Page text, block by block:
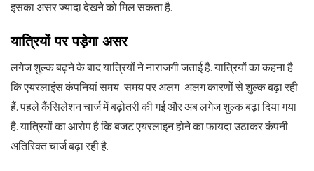
इसका असर ज्यादा देखने को मिल सकता है.
यात्रियों पर पड़ेगा असर
लगेज शुल्क बढ़ने के बाद यात्रियों ने नाराजगी जताई है. यात्रियों का कहना है
कि एयरलाइंस कंपनियां समय-समय पर अलग-अलग कारणों से शुल्क बढ़ा रही
हैं. पहले कैंसिलेशन चार्ज में बढ़ोतरी की गई और अब लगेज शुल्क बढ़ा दिया गया
है. यात्रियों का आरोप है कि बजट एयरलाइन होने का फायदा उठाकर कंपनी
अतिरिक्त चार्ज बढ़ा रही है.